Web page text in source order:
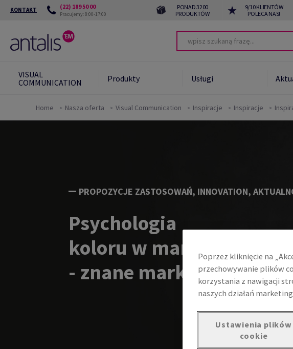
KONTAKT (22) 189 50 00
Pracujemy: 8:00-17:00
PONAD 3200
PRODUKTÓW
9/10 KLIENTÓW
POLECA NAS!
VISUAL
COMMUNICATION
Produkty Usługi
Home Nasza oferta Visual Communication Inspiracje Inspiracje
PROPOZYCJE ZASTOSOWAŃ, INNOVATION,
Psychologia
koloru w marketingu
- znane marki i ich
Poprzez kliknięcie na
przechowywanie plików
korzystania z nawigacji
naszych działań
Ustawienia plików
cookie